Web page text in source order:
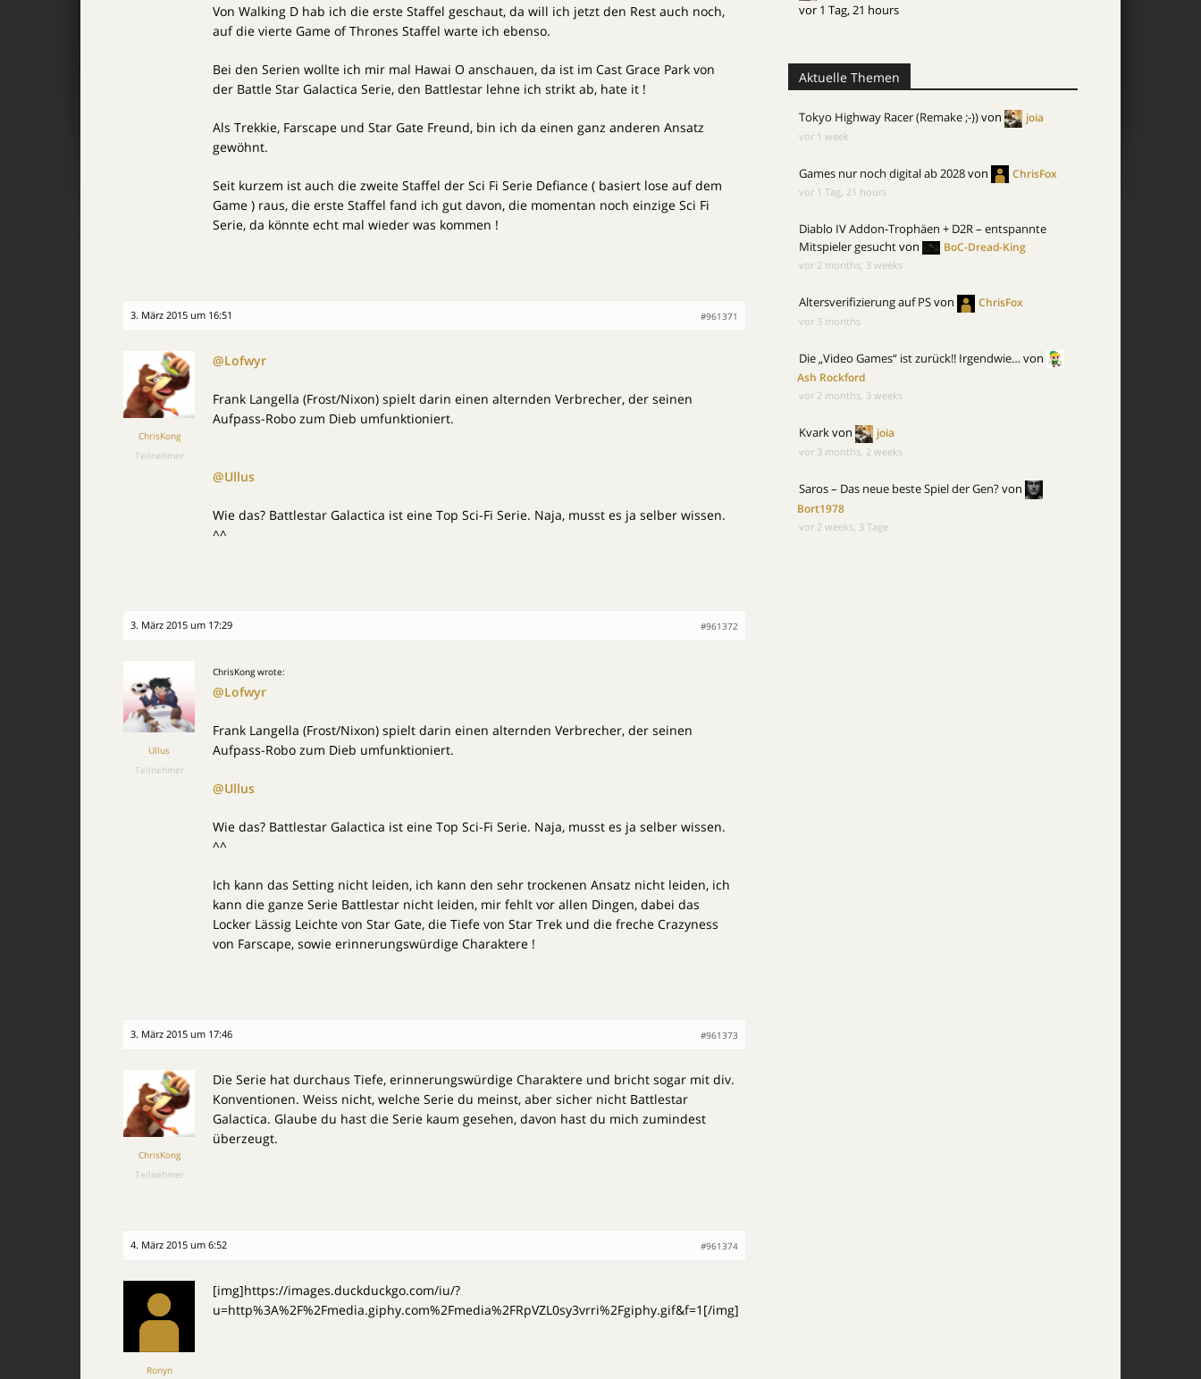
Von Walking D hab ich die erste Staffel geschaut, da will ich jetzt den Rest auch noch,
auf die vierte Game of Thrones Staffel warte ich ebenso.
Bei den Serien wollte ich mir mal Hawai O anschauen, da ist im Cast Grace Park von
der Battle Star Galactica Serie, den Battlestar lehne ich strikt ab, hate it !
Als Trekkie, Farscape und Star Gate Freund, bin ich da einen ganz anderen Ansatz
gewöhnt.
Seit kurzem ist auch die zweite Staffel der Sci Fi Serie Defiance ( basiert lose auf dem
Game ) raus, die erste Staffel fand ich gut davon, die momentan noch einzige Sci Fi
Serie, da könnte echt mal wieder was kommen !
3. März 2015 um 16:51 #961371
ChrisKong
Teilnehmer
@Lofwyr
Frank Langella (Frost/Nixon) spielt darin einen alternden Verbrecher, der seinen
Aufpass-Robo zum Dieb umfunktioniert.
@Ullus
Wie das? Battlestar Galactica ist eine Top Sci-Fi Serie. Naja, musst es ja selber wissen.
^^
3. März 2015 um 17:29 #961372
Ullus
Teilnehmer
ChrisKong wrote:
@Lofwyr
Frank Langella (Frost/Nixon) spielt darin einen alternden Verbrecher, der seinen
Aufpass-Robo zum Dieb umfunktioniert.
@Ullus
Wie das? Battlestar Galactica ist eine Top Sci-Fi Serie. Naja, musst es ja selber wissen.
^^
Ich kann das Setting nicht leiden, ich kann den sehr trockenen Ansatz nicht leiden, ich
kann die ganze Serie Battlestar nicht leiden, mir fehlt vor allen Dingen, dabei das
Locker Lässig Leichte von Star Gate, die Tiefe von Star Trek und die freche Crazyness
von Farscape, sowie erinnerungswürdige Charaktere !
3. März 2015 um 17:46 #961373
ChrisKong
Teilnehmer
Die Serie hat durchaus Tiefe, erinnerungswürdige Charaktere und bricht sogar mit div.
Konventionen. Weiss nicht, welche Serie du meinst, aber sicher nicht Battlestar
Galactica. Glaube du hast die Serie kaum gesehen, davon hast du mich zumindest
überzeugt.
4. März 2015 um 6:52 #961374
Ronyn
[img]https://images.duckduckgo.com/iu/?
u=http%3A%2F%2Fmedia.giphy.com%2Fmedia%2FRpVZL0sy3vrri%2Fgiphy.gif&f=1[/img]
vor 1 Tag, 21 hours
Aktuelle Themen
Tokyo Highway Racer (Remake ;-))von joia
vor 1 week
Games nur noch digital ab 2028von ChrisFox
vor 1 Tag, 21 hours
Diablo IV Addon-Trophäen + D2R – entspannte
Mitspieler gesuchtvon BoC-Dread-King
vor 2 months, 3 weeks
Altersverifizierung auf PSvon ChrisFox
vor 3 months
Die „Video Games“ ist zurück!! Irgendwie…von
Ash Rockford
vor 2 months, 3 weeks
Kvarkvon joia
vor 3 months, 2 weeks
Saros – Das neue beste Spiel der Gen?von
Bort1978
vor 2 weeks, 3 Tage